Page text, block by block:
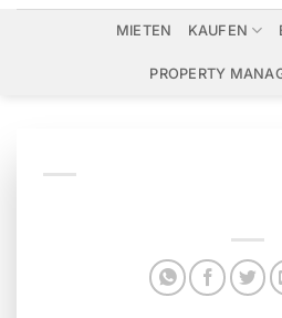
MIETEN KAUFEN
PROPERTY